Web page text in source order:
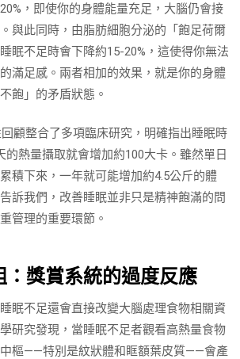
，即使你的身體能量充足，大腦仍會接
與此同時，由脂肪細胞分泌的「飽足荷爾
眠不足時會下降約15-20%，這使得你無法
滿足感。兩者相加的效果，就是你的身體
飽」的矛盾狀態。
顧整合了多項臨床研究，明確指出睡眠時
的熱量攝取就會增加約100大卡。雖然單日
積下來，一年就可能增加約4.5公斤的體
訴我們，改善睡眠並非只是精神飽滿的問
管理的重要環節。
：獎賞系統的過度反應
眠不足還會直接改變大腦處理食物相關資
研究發現，當睡眠不足者觀看高熱量食物
中樞——特別是紋狀體和眶額葉皮質——會產